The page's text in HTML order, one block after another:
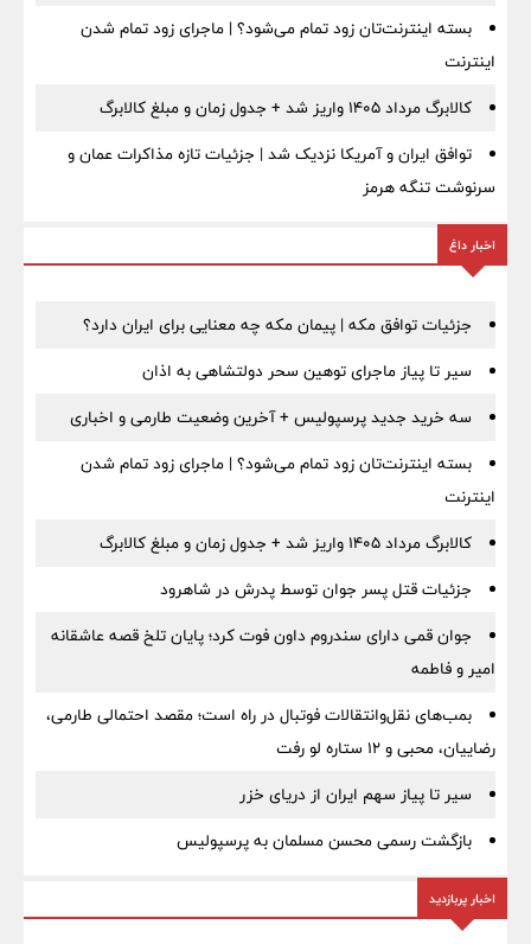
بسته اینترنت‌تان زود تمام می‌شود؟ | ماجرای زود تمام شدن
اینترنت
کالابرگ مرداد ۱۴۰۵ واریز شد + جدول زمان و مبلغ کالابرگ
توافق ایران و آمریکا نزدیک شد | جزئیات تازه مذاکرات عمان و
سرنوشت تنگه هرمز
اخبار داغ
جزئیات توافق مکه | پیمان مکه چه معنایی برای ایران دارد؟
سیر تا پیاز ماجرای توهین سحر دولتشاهی به اذان
سه خرید جدید پرسپولیس + آخرین وضعیت طارمی و اخباری
بسته اینترنت‌تان زود تمام می‌شود؟ | ماجرای زود تمام شدن
اینترنت
کالابرگ مرداد ۱۴۰۵ واریز شد + جدول زمان و مبلغ کالابرگ
جزئیات قتل پسر جوان توسط پدرش در شاهرود
جوان قمی دارای سندروم داون فوت کرد؛ پایان تلخ قصه عاشقانه
امیر و فاطمه
بمب‌های نقل‌وانتقالات فوتبال در راه است؛ مقصد احتمالی طارمی،
رضاییان، محبی و ۱۲ ستاره لو رفت
سیر تا پیاز سهم ایران از دریای خزر
بازگشت رسمی محسن مسلمان به پرسپولیس
اخبار پربازدید